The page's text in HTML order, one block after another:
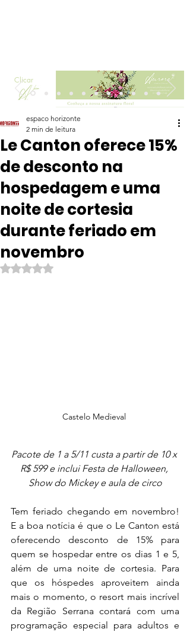
Clicar
Le Canton oferece 15%
de desconto na
hospedagem e uma
noite de cortesia
durante feriado em
novembro
espaco horizonte
2 min de leitura
Avaliado com NaN de 5 estrelas.
Castelo Medieval
Pacote de 1 a 5/11 custa a partir de 10 x
R$ 599 e inclui Festa de Halloween,
Show do Mickey e aula de circo
Tem feriado chegando em novembro!
E a boa notícia é que o Le Canton está
oferecendo desconto de 15% para
quem se hospedar entre os dias 1 e 5,
além de uma noite de cortesia. Para
que os hóspedes aproveitem ainda
mais o momento, o resort mais incrível
da Região Serrana contará com uma
programação especial para adultos e